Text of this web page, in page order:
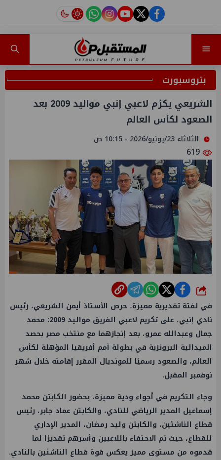
facebook
twitter
youtube
instagram
tiktok
بتروسبورت
الشريعي يكرّم لاعبي إنبي مواليد 2009 بعد
الصعود لكأس العالم
الثلاثاء 23/يونيو/2026 - 10:15 ص
شارك
في لفتة تقديرية مميزة، حرص الأستاذ أيمن الشريعي، رئيس
نادي إنبي، على تكريم لاعبي الفريق مواليد 2009: محمد
جمال وعبدالله عمرو، بعد إنجازهما مع منتخب مصر بحصد
الميدالية البرونزية في بطولة أمم أفريقيا المؤهلة لكأس
العالم، والصعود رسميًا للمونديال المقرر إقامته خلال شهر
نوفمبر المقبل.
وجاء التكريم في أجواء ودية مميزة، بحضور الكابتن محمد
إسماعيل المدير الرياضي للنادي، والكابتن عماد جابر، رئيس
قطاع الناشئين، والكابتن وليد رمضان، المدير الإداري
للقطاع، حيث تم الاحتفاء باللاعبين وأسرهم تقديرًا لما
قدموه من مستوى مميز يعكس قوة قطاع الناشئين بالنادي.